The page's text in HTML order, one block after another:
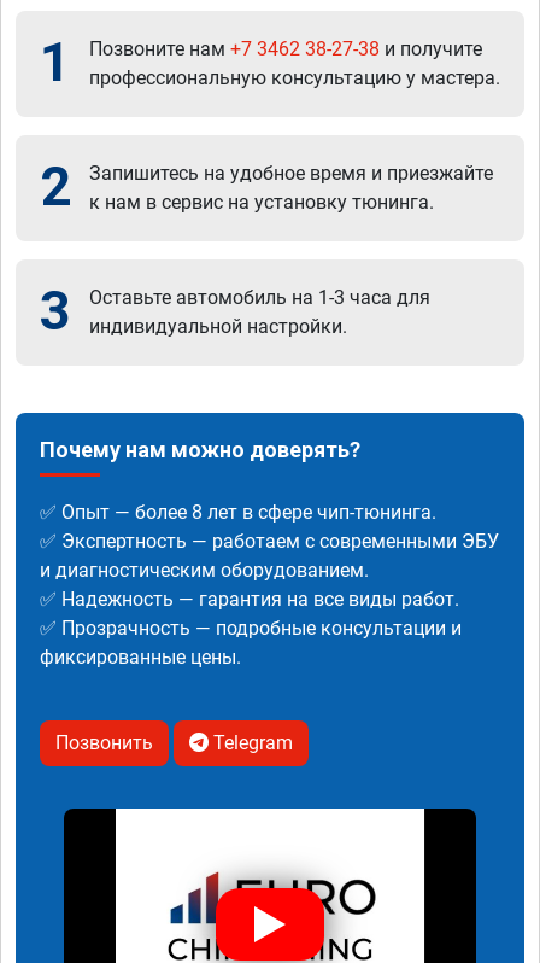
1 Позвоните нам +7 3462 38-27-38 и получите
профессиональную консультацию у мастера.
2
Запишитесь на удобное время и приезжайте
к нам в сервис на установку тюнинга.
3
Оставьте автомобиль на 1-3 часа для
индивидуальной настройки.
Почему нам можно доверять?
✅ Опыт — более 8 лет в сфере чип-тюнинга.
✅ Экспертность — работаем с современными ЭБУ
и диагностическим оборудованием.
✅ Надежность — гарантия на все виды работ.
✅ Прозрачность — подробные консультации и
фиксированные цены.
Позвонить Telegram